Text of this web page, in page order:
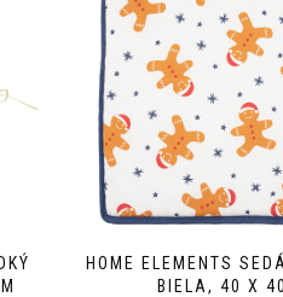
HOME ELEMENTS
BIELA, 40 X